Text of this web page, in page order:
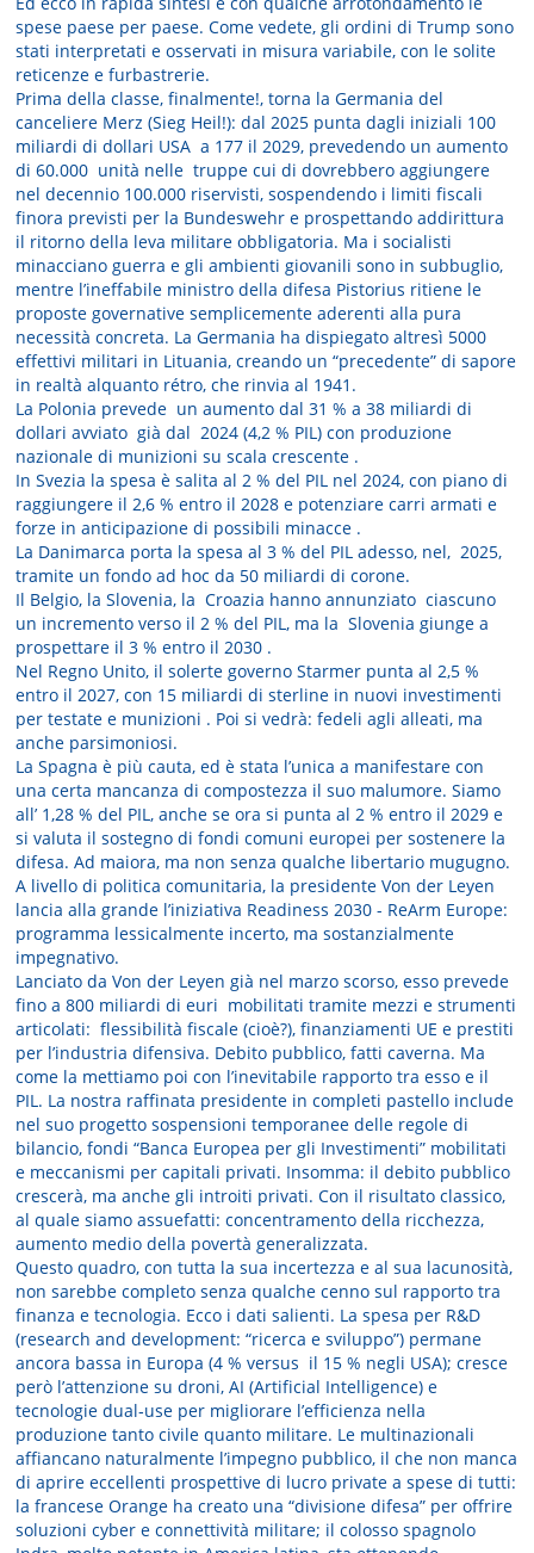
spese paese per paese. Come vedete, gli ordini di Trump sono
stati interpretati e osservati in misura variabile, con le solite
reticenze e furbastrerie.
Prima della classe, finalmente!, torna la Germania del
canceliere Merz (Sieg Heil!): dal 2025 punta dagli iniziali 100
miliardi di dollari USA a 177 il 2029, prevedendo un aumento
di 60.000 unità nelle truppe cui di dovrebbero aggiungere
nel decennio 100.000 riservisti, sospendendo i limiti fiscali
finora previsti per la Bundeswehr e prospettando addirittura
il ritorno della leva militare obbligatoria. Ma i socialisti
minacciano guerra e gli ambienti giovanili sono in subbuglio,
mentre l’ineffabile ministro della difesa Pistorius ritiene le
proposte governative semplicemente aderenti alla pura
necessità concreta. La Germania ha dispiegato altresì 5000
effettivi militari in Lituania, creando un “precedente” di sapore
in realtà alquanto rétro, che rinvia al 1941.
La Polonia prevede un aumento dal 31 % a 38 miliardi di
dollari avviato già dal 2024 (4,2 % PIL) con produzione
nazionale di munizioni su scala crescente .
In Svezia la spesa è salita al 2 % del PIL nel 2024, con piano di
raggiungere il 2,6 % entro il 2028 e potenziare carri armati e
forze in anticipazione di possibili minacce .
La Danimarca porta la spesa al 3 % del PIL adesso, nel, 2025,
tramite un fondo ad hoc da 50 miliardi di corone.
Il Belgio, la Slovenia, la Croazia hanno annunziato ciascuno
un incremento verso il 2 % del PIL, ma la Slovenia giunge a
prospettare il 3 % entro il 2030 .
Nel Regno Unito, il solerte governo Starmer punta al 2,5 %
entro il 2027, con 15 miliardi di sterline in nuovi investimenti
per testate e munizioni . Poi si vedrà: fedeli agli alleati, ma
anche parsimoniosi.
La Spagna è più cauta, ed è stata l’unica a manifestare con
una certa mancanza di compostezza il suo malumore. Siamo
all’ 1,28 % del PIL, anche se ora si punta al 2 % entro il 2029 e
si valuta il sostegno di fondi comuni europei per sostenere la
difesa. Ad maiora, ma non senza qualche libertario mugugno.
A livello di politica comunitaria, la presidente Von der Leyen
lancia alla grande l’iniziativa Readiness 2030 - ReArm Europe:
programma lessicalmente incerto, ma sostanzialmente
impegnativo.
Lanciato da Von der Leyen già nel marzo scorso, esso prevede
fino a 800 miliardi di euri mobilitati tramite mezzi e strumenti
articolati: flessibilità fiscale (cioè?), finanziamenti UE e prestiti
per l’industria difensiva. Debito pubblico, fatti caverna. Ma
come la mettiamo poi con l’inevitabile rapporto tra esso e il
PIL. La nostra raffinata presidente in completi pastello include
nel suo progetto sospensioni temporanee delle regole di
bilancio, fondi “Banca Europea per gli Investimenti” mobilitati
e meccanismi per capitali privati. Insomma: il debito pubblico
crescerà, ma anche gli introiti privati. Con il risultato classico,
al quale siamo assuefatti: concentramento della ricchezza,
aumento medio della povertà generalizzata.
Questo quadro, con tutta la sua incertezza e al sua lacunosità,
non sarebbe completo senza qualche cenno sul rapporto tra
finanza e tecnologia. Ecco i dati salienti. La spesa per R&D
(research and development: “ricerca e sviluppo”) permane
ancora bassa in Europa (4 % versus il 15 % negli USA); cresce
però l’attenzione su droni, AI (Artificial Intelligence) e
tecnologie dual‑use per migliorare l’efficienza nella
produzione tanto civile quanto militare. Le multinazionali
affiancano naturalmente l’impegno pubblico, il che non manca
di aprire eccellenti prospettive di lucro private a spese di tutti:
la francese Orange ha creato una “divisione difesa” per offrire
soluzioni cyber e connettività militare; il colosso spagnolo